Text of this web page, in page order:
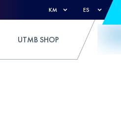
KM ES
UTMB SHOP